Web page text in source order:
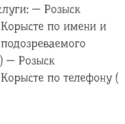
— Розыск
по имени и
— Розыск
по телефону (